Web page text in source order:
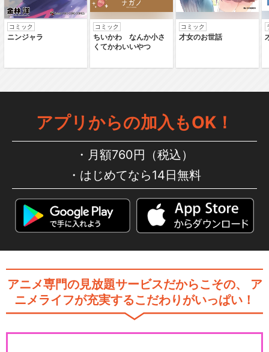
アイカツ！ 10th STORY ～未
来へのS…
劇場版アイカツスターズ！
アイカツフレンズ！
アイカツフレンズ！(2ndシー
ズン）
コミック
ニンジャラ
コミック
ちいかわ なんか小さ
くてかわいいやつ
コミック
才女のお世話
アプリからの加入もOK！
月額760円（税込）
はじめてなら14日無料
アニメ専門の見放題サービスだからこその、
ア
ニメライフが充実するこだわりがいっぱい！